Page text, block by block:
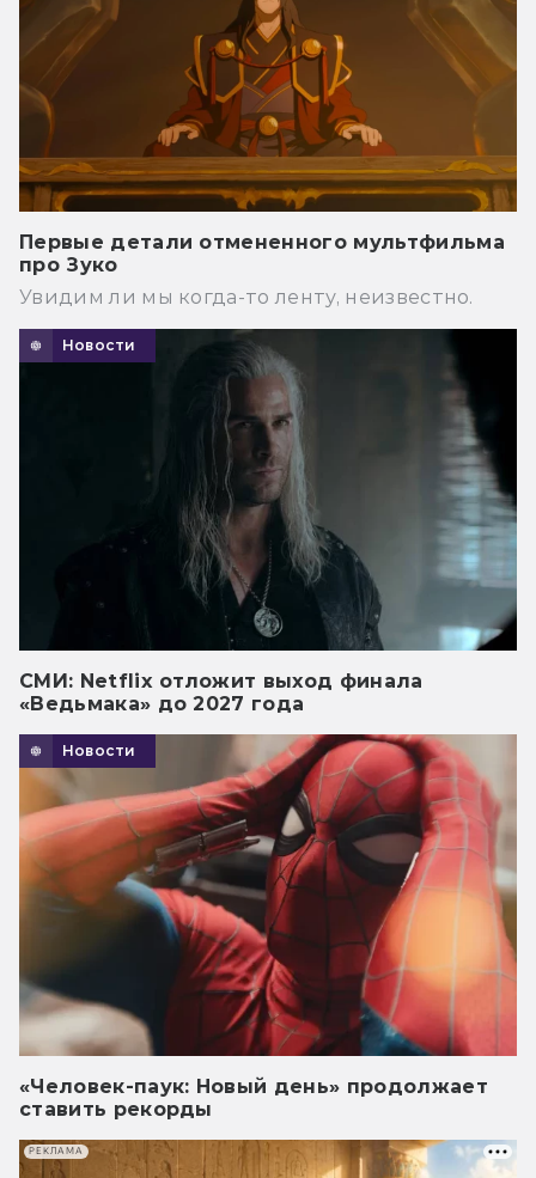
Первые детали отмененного мультфильма
про Зуко
Увидим ли мы когда-то ленту, неизвестно.
Новости
СМИ: Netflix отложит выход финала
«Ведьмака» до 2027 года
Новости
«Человек-паук: Новый день» продолжает
ставить рекорды
РЕКЛАМА